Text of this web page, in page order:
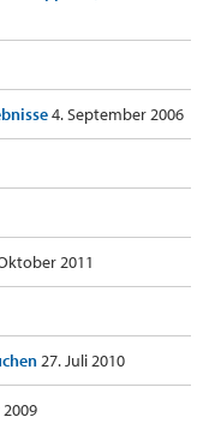
4. September 2006
2011
27. Juli 2010